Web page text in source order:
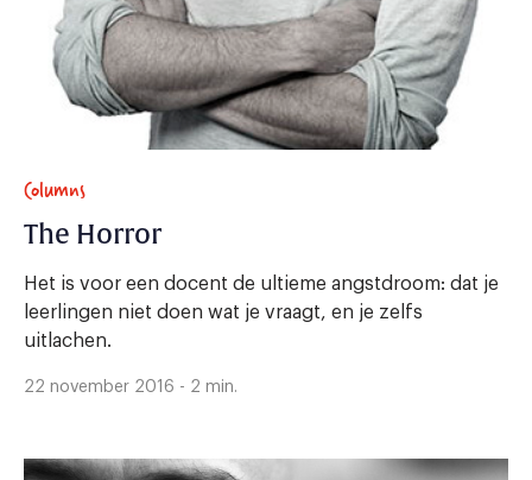
Columns
The Horror
Het is voor een docent de ultieme angstdroom: dat je
leerlingen niet doen wat je vraagt, en je zelfs
uitlachen.
22 november 2016 - 2 min.